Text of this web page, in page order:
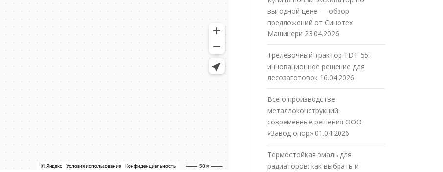
выгодной цене — обзор
предложений от Синотех
Машинери 23.04.2026
Трелевочный трактор TDT-55:
инновационное решение для
лесозаготовок 16.04.2026
Все о производстве
металлоконструкций:
современные решения ООО
«Завод опор» 01.04.2026
Термостойкая эмаль для
радиаторов: как выбрать и